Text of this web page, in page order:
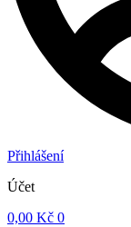
Přihlášení
Účet
0,00 Kč 0